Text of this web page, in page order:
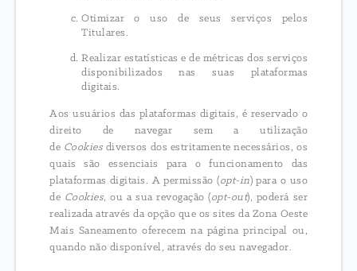
Otimizar o uso de seus serviços pelos
Titulares.
Realizar estatísticas e de métricas dos serviços
disponibilizados nas suas plataformas
digitais.
Aos usuários das plataformas digitais, é reservado o
direito de navegar sem a utilização
de Cookies diversos dos estritamente necessários, os
quais são essenciais para o funcionamento das
plataformas digitais. A permissão (opt-in) para o uso
de Cookies, ou a sua revogação (opt-out), poderá ser
realizada através da opção que os sites da Zona Oeste
Mais Saneamento oferecem na página principal ou,
quando não disponível, através do seu navegador.